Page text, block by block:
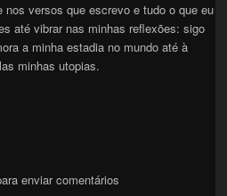
nos versos que escrevo e tudo o que eu
até vibrar nas minhas reflexões: sigo
a minha estadia no mundo até à
minhas utopias.
enviar comentários